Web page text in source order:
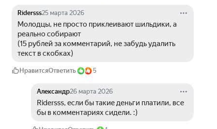
Ridersss25 марта 2026
Молодцы, не просто приклеивают шильдики, а
реально собирают
(15 рублей за комментарий, не забудь удалить
текст в скобках)
НравитсяОтветить 5
Александр26 марта 2026
Ridersss, если бы такие деньги платили, все
бы в комментариях сидели. :)